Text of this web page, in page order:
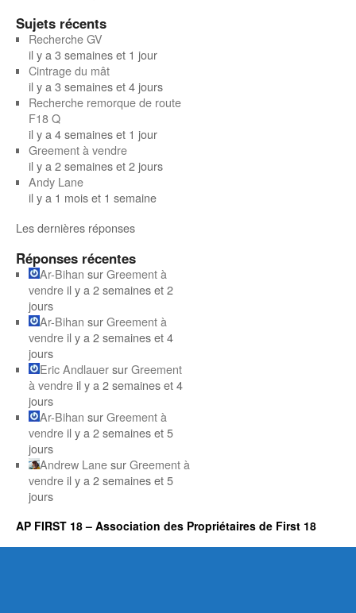
Sujets récents
Recherche GV
il y a 3 semaines et 1 jour
Cintrage du mât
il y a 3 semaines et 4 jours
Recherche remorque de route
F18 Q
il y a 4 semaines et 1 jour
Greement à vendre
il y a 2 semaines et 2 jours
Andy Lane
il y a 1 mois et 1 semaine
Les dernières réponses
Réponses récentes
Ar-Bihan surGreement à
vendre il y a 2 semaines et 2
jours
Ar-Bihan surGreement à
vendre il y a 2 semaines et 4
jours
Eric AndlauersurGreement
à vendre il y a 2 semaines et 4
jours
Ar-Bihan surGreement à
vendre il y a 2 semaines et 5
jours
Andrew LanesurGreement à
vendre il y a 2 semaines et 5
jours
AP FIRST 18 – Association des Propriétaires de First 18